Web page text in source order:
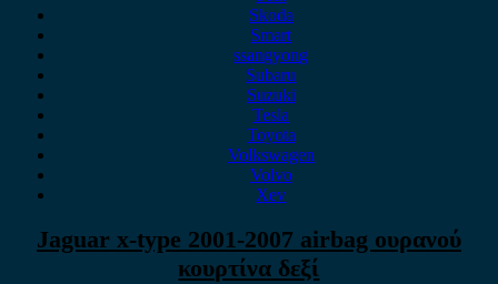
Skoda
Smart
ssangyong
Subaru
Suzuki
Tesla
Toyota
Volkswagen
Volvo
Xev
Jaguar x-type 2001-2007 airbag ουρανού
κουρτίνα δεξί